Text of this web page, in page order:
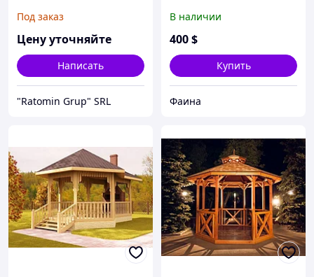
натяжной навес, тент на
троссах
Под заказ
Цену уточняйте
Написать
"Ratomin Grup" SRL
В наличии
400$
Купить
Фаина